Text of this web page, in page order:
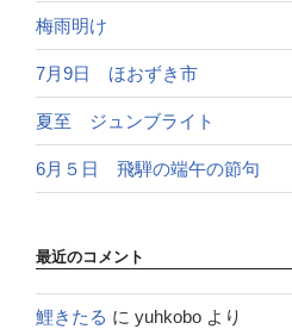
梅雨明け
7月9日 ほおずき市
夏至 ジュンブライト
6月５日 飛騨の端午の節句
最近のコメント
鯉きたる に yuhkobo より